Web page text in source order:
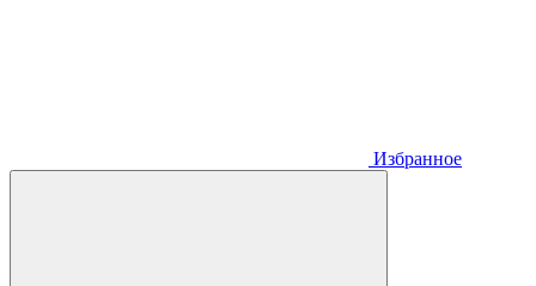
Избранное